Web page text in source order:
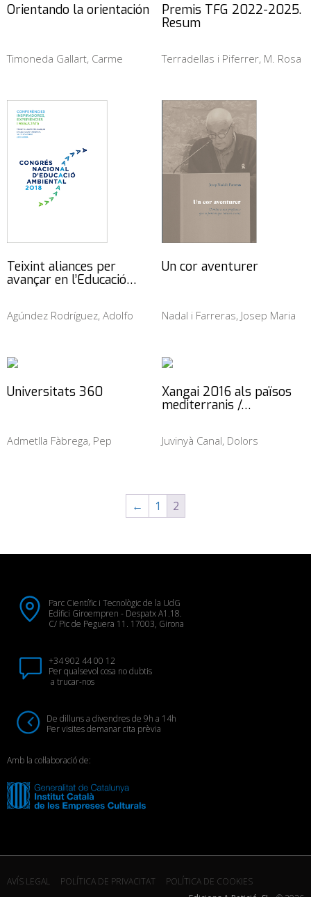
Orientando la orientación
Timoneda Gallart, Carme
Premis TFG 2022-2025.
Resum
Terradellas i Piferrer, M. Rosa
Teixint aliances per
avançar en l’Educació…
Agúndez Rodríguez, Adolfo
Un cor aventurer
Nadal i Farreras, Josep Maria
Universitats 360
Admetlla Fàbrega, Pep
Xangai 2016 als països
mediterranis /…
Juvinyà Canal, Dolors
← 1 2
Parc Científic i Tecnològic de la UdG
Edifici Giroempren - Despatx A1.18.
C/ Pic de Peguera 11. 17003, Girona
+34 902 44 00 12
Per qualsevol cosa no dubtis
a trucar-nos
De dilluns a divendres de 9h a 14h
Per visites demanar cita prèvia
Amb la col·laboració de:
AVÍS LEGAL POLÍTICA DE PRIVACITAT
POLÍTICA DE COOKIES